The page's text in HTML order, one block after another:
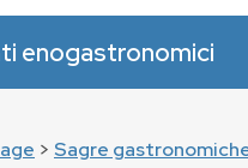
enogastronomici
> Sagre